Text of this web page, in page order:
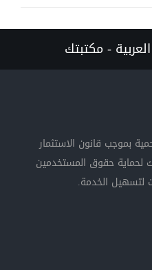
- مكتبتك
بموجب قانون الاستثمار
(17) لسنة 2015 وذلك لحماية حقوق المستخدمين
لتسهيل الخدمة.